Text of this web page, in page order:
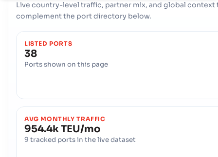
Samsun
ท าเร อ
รหัสไปรษณีย์ :-
รหัสพอร์ต :TRSSX
รหัสไปรษณีย์ :
รหัสพอร์ต :TRSIC
Tasucu
Live country-level traffic, partner mix, and global context
complement the port directory below.
LISTED PORTS
38
Ports shown on this page
AVG MONTHLY TRAFFIC
954.4k TEU/mo
9 tracked ports in the live dataset